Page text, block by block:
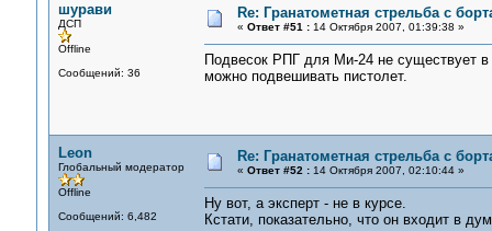
шурави
ДСП
Offline
Сообщений: 36
Re: Гранатометная стрельба с
« Ответ #51 :14 Октября 2007, 01:39:38 »
Подвесок РПГ для Ми-24 не существует
можно подвешивать пистолет.
Leon
Глобальный модератор
Offline
Сообщений: 6,482
Re: Гранатометная стрельба с
« Ответ #52 :14 Октября 2007, 02:10:44 »
Ну вот, а эксперт - не в курсе.
Кстати, показательно, что он входит в